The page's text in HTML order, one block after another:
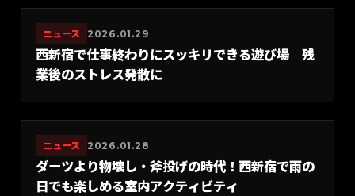
ニュース 2026.01.29
西新宿で仕事終わりにスッキリできる遊び場｜残
業後のストレス発散に
ニュース 2026.01.28
ダーツより物壊し・斧投げの時代！西新宿で雨の
日でも楽しめる室内アクティビティ